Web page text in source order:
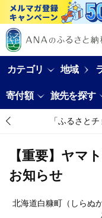
カテゴリ 地域
寄付額 旅先を探す
「ふるさと
【重要】ヤマ
お知らせ
北海道白糠町（しらぬ